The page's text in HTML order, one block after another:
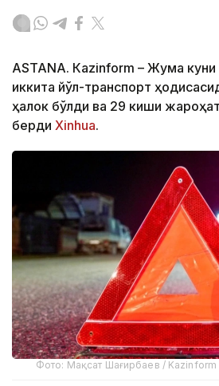
ASTANА. Кazinform – Жума
иккита йўл-транспорт
ҳалок бўлди ва 29 киши
берди Xinhua.
Фото: Мақсат Шағирбаев / Kazinform